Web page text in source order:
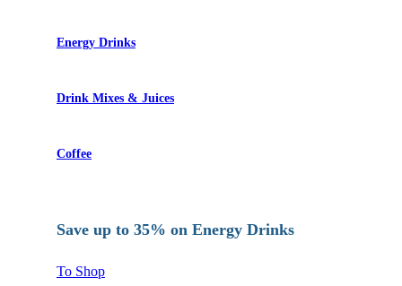
Energy Drinks
Drink Mixes & Juices
Coffee
Save up to 35% on Energy Drinks
To Shop